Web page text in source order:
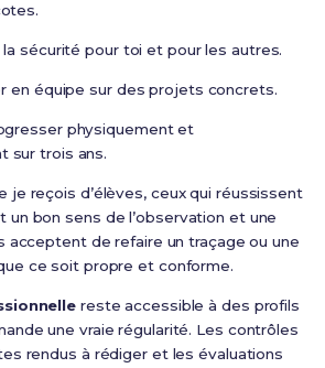
sécurité pour toi et pour les autres.
en équipe sur des projets concrets.
physiquement et
sur trois ans.
je reçois d’élèves, ceux qui réussissent
un bon sens de l’observation et une
acceptent de refaire un traçage ou une
ce soit propre et conforme.
reste accessible à des profils
une vraie régularité. Les contrôles
rendus à rédiger et les évaluations